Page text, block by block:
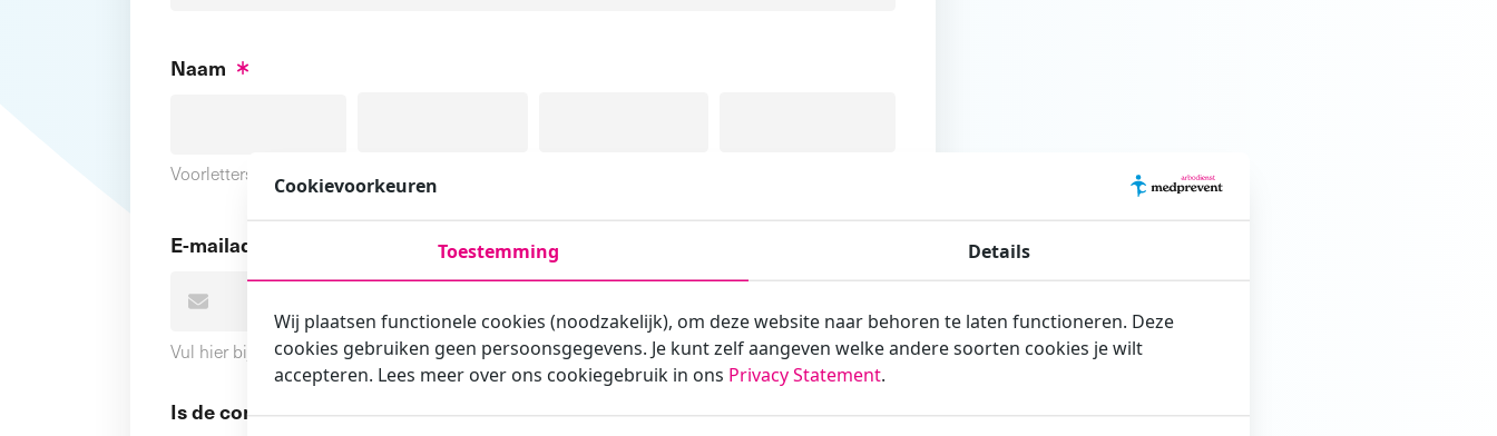
Naam
Voorletters
E-mailadres
Vul hier bij voorkeur het e-mailadres in waarmee je zakelijk/administratief correspondeert
Is de contactpersoon ook een cursist?
Cookievoorkeuren
Toestemming Details
Wij plaatsen functionele cookies (noodzakelijk), om deze website naar behoren te laten functioneren. Deze
cookies gebruiken geen persoonsgegevens. Je kunt zelf aangeven welke andere soorten cookies je wilt
accepteren. Lees meer over ons cookiegebruik in ons Privacy Statement.